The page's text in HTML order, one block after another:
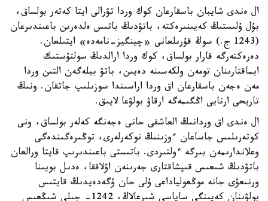
ال ەندى شايبان باسقارعان كوك وردا تۋرالى ايتا كەتەر بولساق،
بۇل ۇلىستىڭ كەيىنىرەكتە، باتۋدىڭ باتىس ەلدەرىن باعىندىرعان
(1243 ج.) سوڭ قۇرىلعانى «چينگيز-نامەدە» ايتىلعان.
دەرەكتەرگە قارار بولساق، كوك وردا ارالدىڭ سولتۇستىك
ايماقتارىنان تومەن ولكەسىنە دەيىن، باتۋ بيلەگەن التىن وردا
مەن ەجەن باسقارعان اق وردا اراسىندا سوزىلىپ جاتقان. ونىڭ
تاريحى ارنايى اڭگىمەگە ارقاۋ بولۋعا لايىق.
ال ەندى اق وردانىڭ العاشقى حانى ەجەنگە كەلەر بولساق، ونى
كوتەرىلىس جاساعان ءوزىنىڭ نوكەرلەرى، توڭىرەگىندەگى
وعلاندارىمەن بىرگە ءولتىردى. باتىستى باعىندىرىپ قايتا ورالعان
باتۋدىڭ شىعىس قىپشاقتارى جەرىنەن اۋلاققا، ەدىل بويىنا
ورنىعۋى جانە موڭعولياداعى ۇلى حان ۇگەدەيدىڭ قايتىس